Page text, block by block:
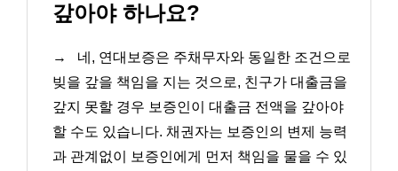
갚아야 하나요?
→
네, 연대보증은 주채무자와 동일한 조건으로
빚을 갚을 책임을 지는 것으로, 친구가 대출금을
갚지 못할 경우 보증인이 대출금 전액을 갚아야
할 수도 있습니다. 채권자는 보증인의 변제 능력
과 관계없이 보증인에게 먼저 책임을 물을 수 있